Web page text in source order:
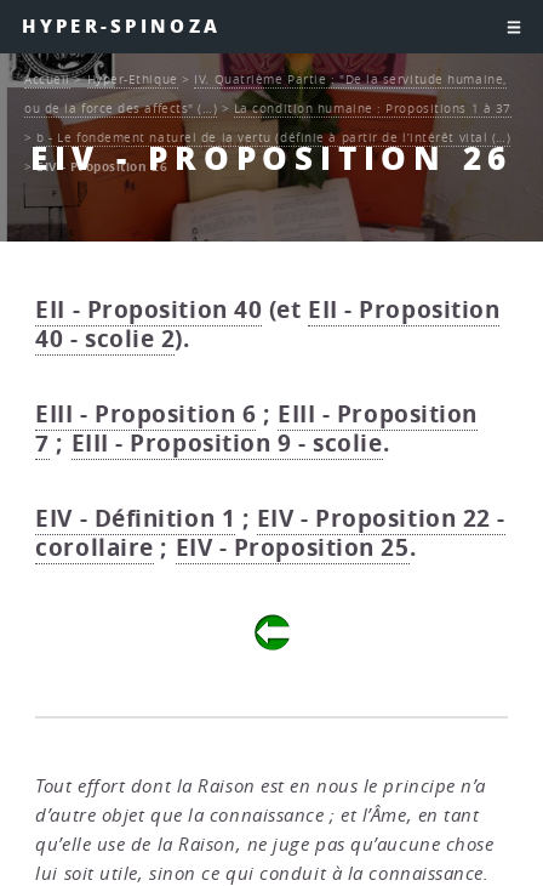
HYPER-SPINOZA
EIV - PROPOSITION 26
Accueil>Hyper-Ethique > IV. Quatrième Partie : "De la servitude humaine,
ou de la force des affects" (…) > La condition humaine : Propositions 1 à 37
> b - Le fondement naturel de la vertu (définie à partir de l’intérêt vital (…)
> EIV - Proposition 26
EII - Proposition 40 (et EII - Proposition
40 - scolie 2).
EIII - Proposition 6 ; EIII - Proposition
7 ; EIII - Proposition 9 - scolie.
EIV - Définition 1 ; EIV - Proposition 22 -
corollaire ; EIV - Proposition 25.
Tout effort dont la Raison est en nous le principe n’a
d’autre objet que la connaissance ; et l’Âme, en tant
qu’elle use de la Raison, ne juge pas qu’aucune chose
lui soit utile, sinon ce qui conduit à la connaissance.